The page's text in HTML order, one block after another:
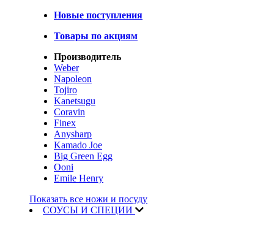
Новые поступления
Товары по акциям
Производитель
Weber
Napoleon
Tojiro
Kanetsugu
Coravin
Finex
Anysharp
Kamado Joe
Big Green Egg
Ooni
Emile Henry
Показать все ножи и посуду
СОУСЫ И СПЕЦИИ